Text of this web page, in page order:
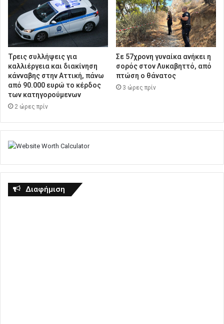
Τρεις συλλήψεις για
καλλιέργεια και διακίνηση
κάνναβης στην Αττική, πάνω
από 90.000 ευρώ το κέρδος
των κατηγορούμενων
2 ώρες πρίν
Σε 57χρονη γυναίκα ανήκει η
σορός στον Λυκαβηττό, από
πτώση ο θάνατος
3 ώρες πρίν
Διαφήμιση